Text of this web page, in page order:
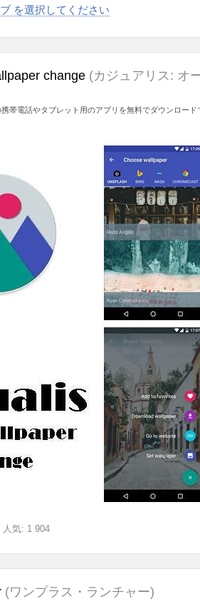
を選択してください
change (カジュアリス: オ
帯電話やタブレット用のアプリを無料でダウンロード
人気: 1 904
(ワンプラス・ランチャー)